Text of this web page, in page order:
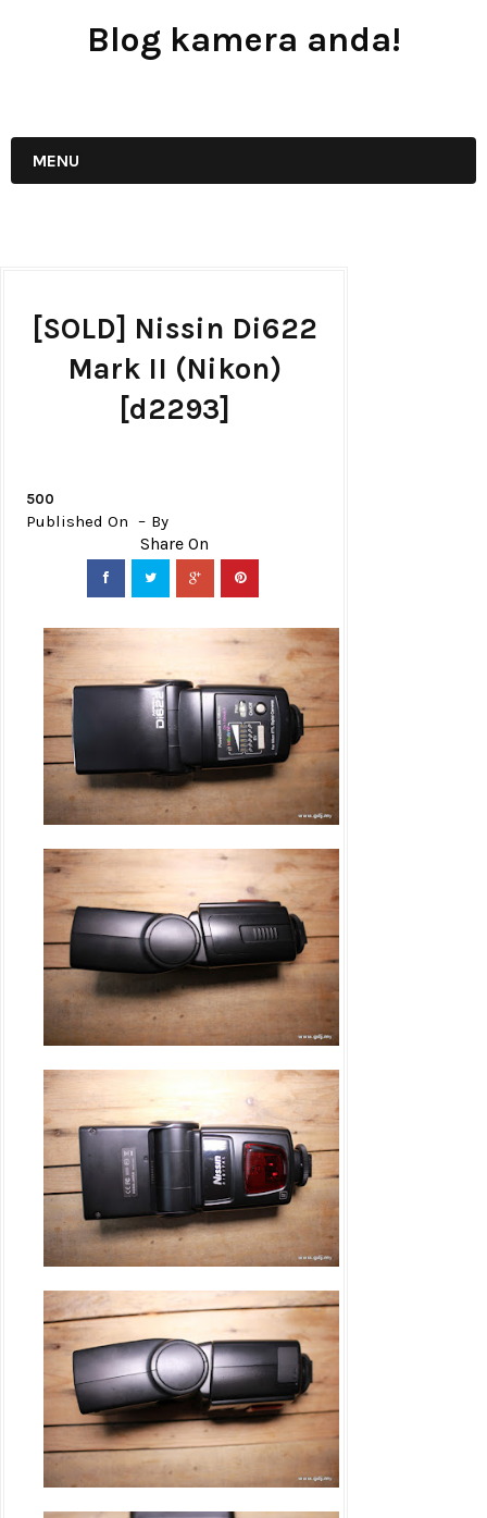
Blog kamera anda!
MENU
[SOLD] Nissin Di622
Mark II (Nikon)
[d2293]
500
Published On By